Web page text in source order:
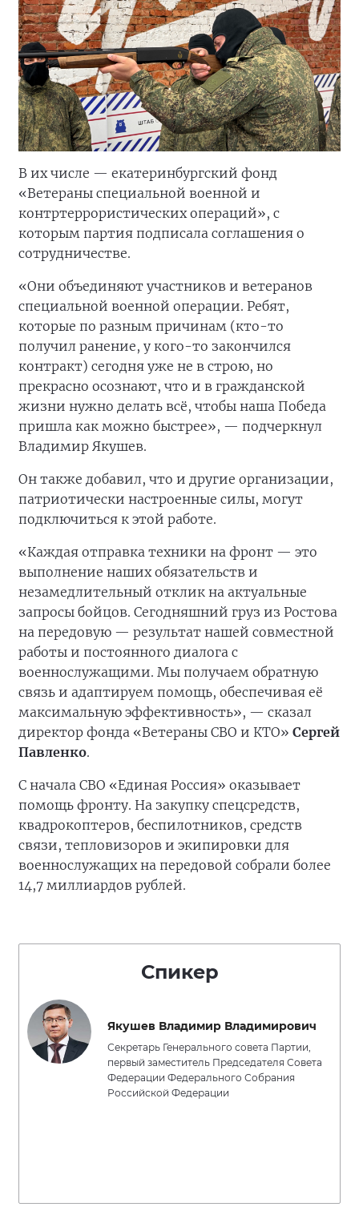
В их числе — екатеринбургский фонд
«Ветераны специальной военной и
контртеррористических операций», с
которым партия подписала соглашения о
сотрудничестве.
«Они объединяют участников и ветеранов
специальной военной операции. Ребят,
которые по разным причинам (кто-то
получил ранение, у кого-то закончился
контракт) сегодня уже не в строю, но
прекрасно осознают, что и в гражданской
жизни нужно делать всё, чтобы наша Победа
пришла как можно быстрее», — подчеркнул
Владимир Якушев.
Он также добавил, что и другие организации,
патриотически настроенные силы, могут
подключиться к этой работе.
«Каждая отправка техники на фронт — это
выполнение наших обязательств и
незамедлительный отклик на актуальные
запросы бойцов. Сегодняшний груз из Ростова
на передовую — результат нашей совместной
работы и постоянного диалога с
военнослужащими. Мы получаем обратную
связь и адаптируем помощь, обеспечивая её
максимальную эффективность», — сказал
директор фонда «Ветераны СВО и КТО» Сергей
Павленко.
С начала СВО «Единая Россия» оказывает
помощь фронту. На закупку спецсредств,
квадрокоптеров, беспилотников, средств
связи, тепловизоров и экипировки для
военнослужащих на передовой собрали более
14,7 миллиардов рублей.
Спикер
Якушев Владимир Владимирович
Секретарь Генерального совета Партии,
первый заместитель Председателя Совета
Федерации Федерального Собрания
Российской Федерации